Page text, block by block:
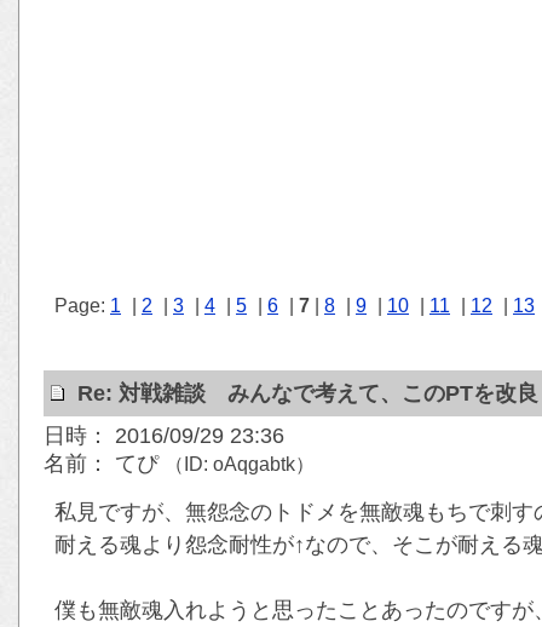
Page: 1 2 3 4 5 6 7 8 9 10 11 12 13
Re: 対戦雑談 みんなで考えて、このPTを改
日時： 2016/09/29 23:36
名前： てぴ
（ID: oAqgabtk）
私見ですが、無怨念のトドメを無敵魂もちで刺
耐える魂より怨念耐性が↑なので、そこが耐える
僕も無敵魂入れようと思ったことあったのです